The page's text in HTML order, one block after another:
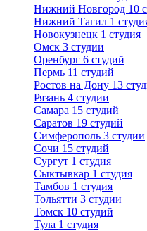
Нижний Новгород 10
Нижний Тагил 1
Новокузнецк 1 студия
Омск 3 студии
Оренбург 6 студий
Пермь 11 студий
Ростов на Дону 13
Рязань 4 студии
Самара 15 студий
Саратов 19 студий
Симферополь 3 студии
Сочи 15 студий
Сургут 1 студия
Сыктывкар 1 студия
Тамбов 1 студия
Тольятти 3 студии
Томск 10 студий
Тула 1 студия